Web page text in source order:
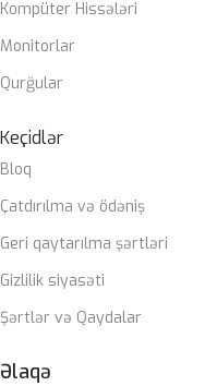
Kompüter Hissələri
Monitorlar
Qurğular
Keçidlər
Bloq
Çatdırılma və ödəniş
Geri qaytarılma şərtləri
Gizlilik siyasəti
Şərtlər və Qaydalar
Əlaqə